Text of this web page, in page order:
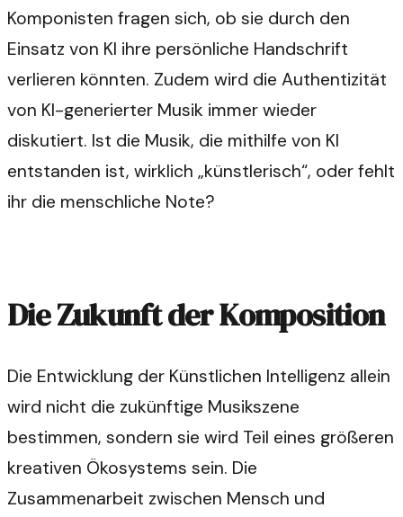
Komponisten fragen sich, ob sie durch den
Einsatz von KI ihre persönliche Handschrift
verlieren könnten. Zudem wird die Authentizität
von KI-generierter Musik immer wieder
diskutiert. Ist die Musik, die mithilfe von KI
entstanden ist, wirklich „künstlerisch“, oder fehlt
ihr die menschliche Note?
Die Zukunft der Komposition
Die Entwicklung der Künstlichen Intelligenz allein
wird nicht die zukünftige Musikszene
bestimmen, sondern sie wird Teil eines größeren
kreativen Ökosystems sein. Die
Zusammenarbeit zwischen Mensch und